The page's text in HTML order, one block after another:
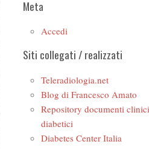
Meta
Accedi
Siti collegati / realizzati
Teleradiologia.net
Blog di Francesco Amato
Repository documenti
diabetici
Diabetes Center Italia